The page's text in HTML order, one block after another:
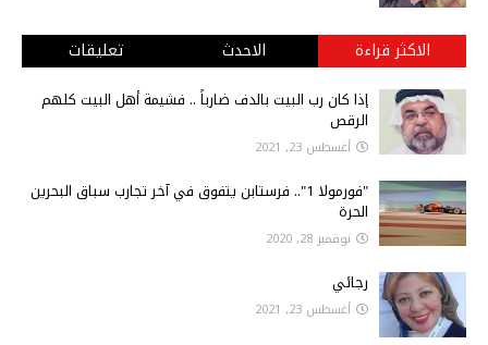
الاكثر قراءة الاحدث تعليقات
إذا كان رب البيت بالدف ضارباً .. فشيمة أهل البيت كلهم
الرقص
أغسطس 23, 2021
"فورمولا 1".. فرستابن يتفوق في آخر تجارب سباق البحرين
الحرة
نوفمبر 28, 2020
رجائي
أغسطس 23, 2021